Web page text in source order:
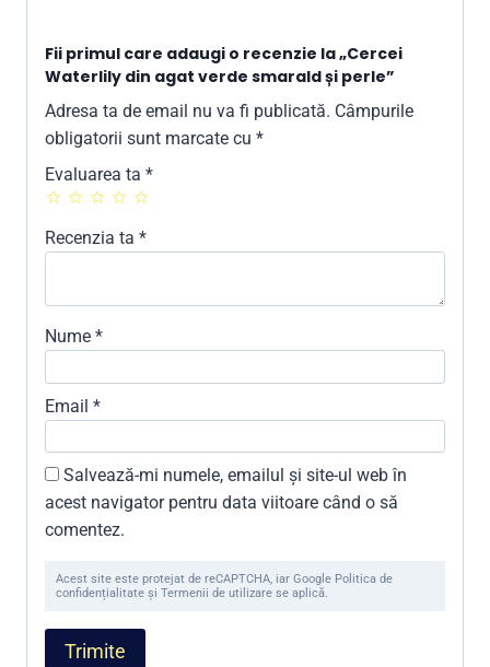
Fii primul care adaugi o recenzie la „Cercei
Waterlily din agat verde smarald și perle”
Adresa ta de email nu va fi publicată. Câmpurile
obligatorii sunt marcate cu *
Evaluarea ta *
Recenzia ta *
Nume *
Email *
Salvează-mi numele, emailul și site-ul web în
acest navigator pentru data viitoare când o să
comentez.
Acest site este protejat de reCAPTCHA, iar Google Politica de
confidențialitate și Termenii de utilizare se aplică.